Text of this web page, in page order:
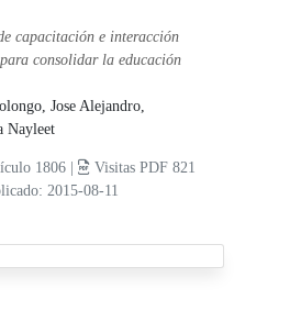
capacitación e interacción
consolidar la educación
Jose Alejandro,
Nayleet
1806 |
Visitas PDF 821
2015-08-11